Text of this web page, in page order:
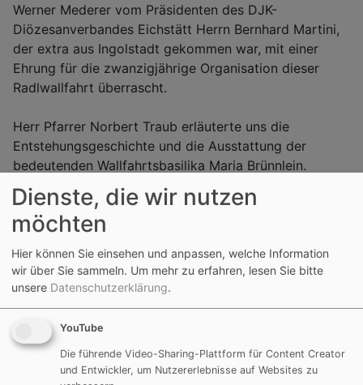
Werner Mederer vom Präsidenten des DJK-
Diözesanverbandes Eichstätt Herrn Bernhard Martini,
der extra aus Ingolstadt gekommen war, mit einer
Ehrung für die zwanzigjährige Organisation dieser
Radlwallfahrt überrascht.
Herr Pfarrer Norbert Traub erläuterte uns die
Entstehungsgeschichte und die Ausstattung der
bedeutenden Wallfahrtsbasilika Maria Brünnlein.
Nach einem geistlichen Impuls erreichten wir vom
Rand des Nördlinger Rieses auf nahezu komplett
schwäbischen Kreisstadt Nördlingen.
gemütlicher Runde bei bestem Spätsommerwetter im
Biergarten ausklingen lassen.
Nach dem Frühstück starteten wir zu einer kleinen
Dienste, die wir nutzen
möchten
Hier können Sie einsehen und anpassen, welche Information
wir über Sie sammeln. Um mehr zu erfahren, lesen Sie bitte
unsere Datenschutzerklärung.
YouTube
Die führende Video-Sharing-Plattform für Content Creator
und Entwickler, um Nutzererlebnisse auf Websites zu